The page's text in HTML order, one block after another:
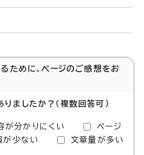
ために、ページのご感想をお
ましたか？（複数回答可）
が分かりにくい
ページ
が少ない 文章量が多い